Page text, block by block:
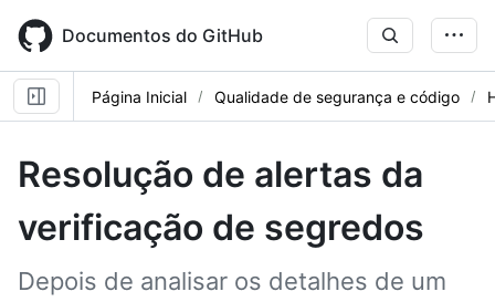
main
content
Documentos do GitHub
Página Inicial Qualidade de segurança e código
Resolução de alertas da
verificação de segredos
Depois de analisar os detalhes de um